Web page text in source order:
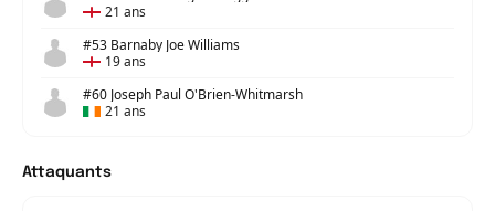
21 ans
#53 Barnaby Joe Williams
19 ans
#60 Joseph Paul O'Brien-Whitmarsh
21 ans
Attaquants